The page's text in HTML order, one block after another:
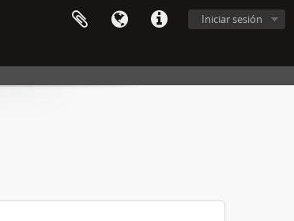
Iniciar sesión